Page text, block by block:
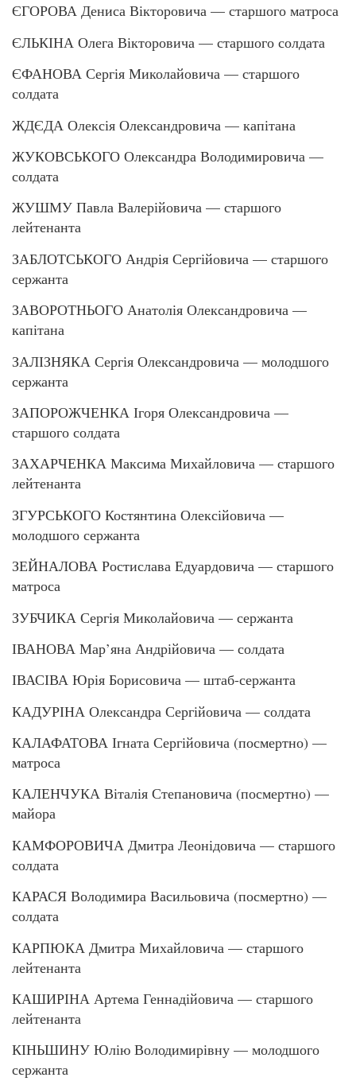
ЄГОРОВА Дениса Вікторовича — старшого матроса
ЄЛЬКІНА Олега Вікторовича — старшого солдата
ЄФАНОВА Сергія Миколайовича — старшого
солдата
ЖДЄДА Олексія Олександровича — капітана
ЖУКОВСЬКОГО Олександра Володимировича —
солдата
ЖУШМУ Павла Валерійовича — старшого
лейтенанта
ЗАБЛОТСЬКОГО Андрія Сергійовича — старшого
сержанта
ЗАВОРОТНЬОГО Анатолія Олександровича —
капітана
ЗАЛІЗНЯКА Сергія Олександровича — молодшого
сержанта
ЗАПОРОЖЧЕНКА Ігоря Олександровича —
старшого солдата
ЗАХАРЧЕНКА Максима Михайловича — старшого
лейтенанта
ЗГУРСЬКОГО Костянтина Олексійовича —
молодшого сержанта
ЗЕЙНАЛОВА Ростислава Едуардовича — старшого
матроса
ЗУБЧИКА Сергія Миколайовича — сержанта
ІВАНОВА Мар’яна Андрійовича — солдата
ІВАСІВА Юрія Борисовича — штаб-сержанта
КАДУРІНА Олександра Сергійовича — солдата
КАЛАФАТОВА Ігната Сергійовича (посмертно) —
матроса
КАЛЕНЧУКА Віталія Степановича (посмертно) —
майора
КАМФОРОВИЧА Дмитра Леонідовича — старшого
солдата
КАРАСЯ Володимира Васильовича (посмертно) —
солдата
КАРПЮКА Дмитра Михайловича — старшого
лейтенанта
КАШИРІНА Артема Геннадійовича — старшого
лейтенанта
КІНЬШИНУ Юлію Володимирівну — молодшого
сержанта